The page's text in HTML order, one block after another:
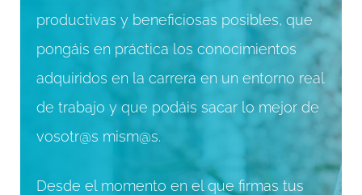
productivas y beneficiosas posibles, que
pongáis en práctica los conocimientos
adquiridos en la carrera en un entorno real
de trabajo y que podáis sacar lo mejor de
vosotr@s mism@s.
Desde el momento en el que firmas tus